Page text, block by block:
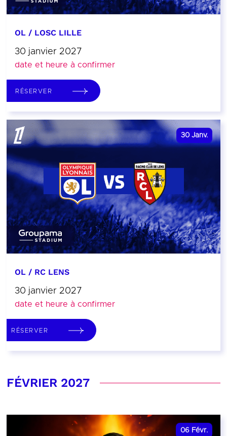
OL / LOSC LILLE
30 janvier 2027
date et heure à confirmer
RÉSERVER
30 Janv.
OL / RC LENS
30 janvier 2027
date et heure à confirmer
RÉSERVER
FÉVRIER 2027
06 Févr.